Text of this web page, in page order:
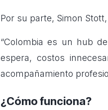
Por su parte, Simon
“Colombia es un hub
espera, costos
acompañamiento
¿Cómo funciona?